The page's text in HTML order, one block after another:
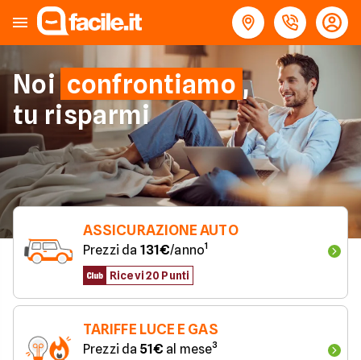
Noi confrontiamo ,
tu risparmi
ASSICURAZIONE AUTO
Prezzi da 131€/anno¹
Ricevi 20 Punti
TARIFFE LUCE E GAS
Prezzi da 51€ al mese³